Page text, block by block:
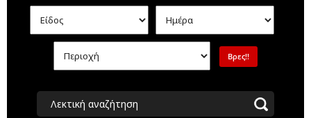
Λεκτική αναζήτηση